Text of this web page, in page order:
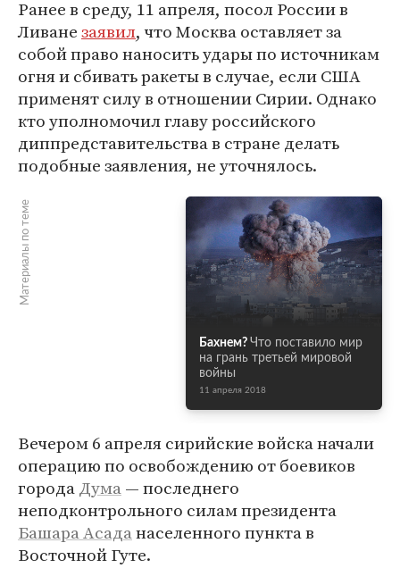
Ранее в среду, 11 апреля, посол России в
Ливанезаявил, что Москва оставляет за
собой право наносить удары по источникам
огня и сбивать ракеты в случае, если США
применят силу в отношении Сирии. Однако
кто уполномочил главу российского
диппредставительства в стране делать
подобные заявления, не уточнялось.
Материалы по теме
Бахнем? Что поставило мир
на грань третьей мировой
войны
11 апреля 2018
Вечером 6 апреля сирийские войска начали
операцию по освобождению от боевиков
городаДума— последнего
неподконтрольного силам президента
Башара Асаданаселенного пункта в
Восточной Гуте.